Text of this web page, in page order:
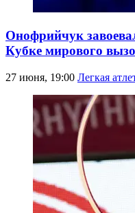
Онофрийчук
Кубке мирового
27 июня, 19:00 Легкая